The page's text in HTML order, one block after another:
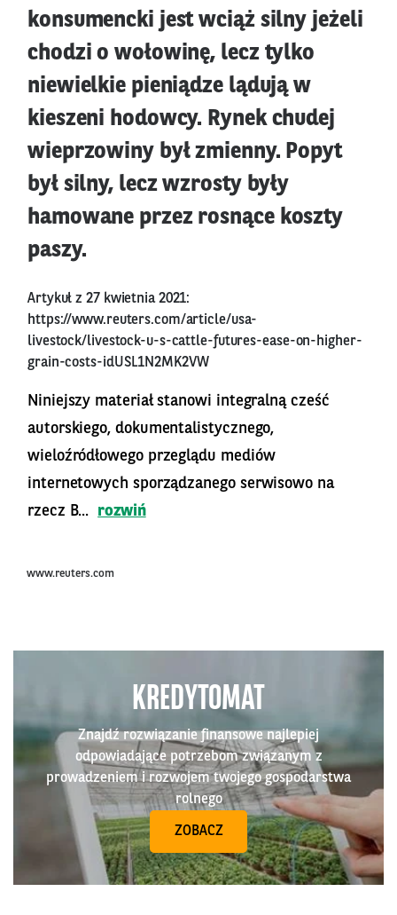
konsumencki jest wciąż silny jeżeli
chodzi o wołowinę, lecz tylko
niewielkie pieniądze lądują w
kieszeni hodowcy. Rynek chudej
wieprzowiny był zmienny. Popyt
był silny, lecz wzrosty były
hamowane przez rosnące koszty
paszy.
Artykuł z 27 kwietnia 2021:
https://www.reuters.com/article/usa-
livestock/livestock-u-s-cattle-futures-ease-on-higher-
grain-costs-idUSL1N2MK2VW
Niniejszy materiał stanowi integralną cześć
autorskiego, dokumentalistycznego,
wieloźródłowego przeglądu mediów
internetowych sporządzanego serwisowo na
rzecz B...
rozwiń
www.reuters.com
KREDYTOMAT
Znajdź rozwiązanie finansowe najlepiej
odpowiadające potrzebom związanym z
prowadzeniem i rozwojem twojego gospodarstwa
rolnego
ZOBACZ